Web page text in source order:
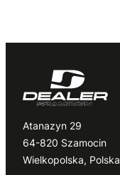
Atanazyn 29
64-820 Szamocin
Wielkopolska, Polska